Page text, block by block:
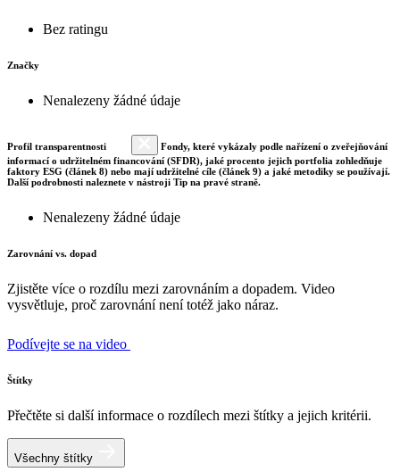
Bez ratingu
Značky
Nenalezeny žádné údaje
Profil transparentnosti
Fondy, které vykázaly podle nařízení o zveřejňování
informací o udržitelném financování (SFDR), jaké procento jejich portfolia zohledňuje
faktory ESG (článek 8) nebo mají udržitelné cíle (článek 9) a jaké metodiky se používají.
Další podrobnosti naleznete v nástroji Tip na pravé straně.
Nenalezeny žádné údaje
Zarovnání vs. dopad
Zjistěte více o rozdílu mezi zarovnáním a dopadem. Video
vysvětluje, proč zarovnání není totéž jako náraz.
Podívejte se na video
Štítky
Přečtěte si další informace o rozdílech mezi štítky a jejich kritérii.
Všechny štítky